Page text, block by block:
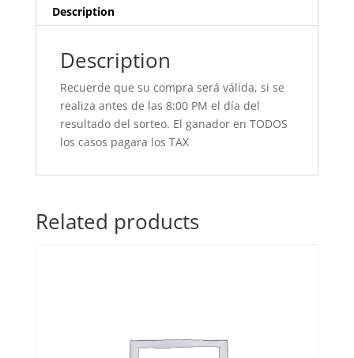
Description
Description
Recuerde que su compra será válida, si se
realiza antes de las 8:00 PM el día del
resultado del sorteo. El ganador en TODOS
los casos pagara los TAX
Related products